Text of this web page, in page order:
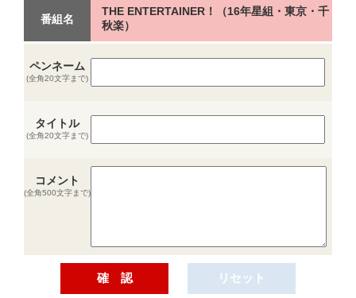
番組名
THE ENTERTAINER！（16年星組・東京・千
秋楽）
ペンネーム
(全角20文字まで)
タイトル
(全角20文字まで)
コメント
(全角500文字まで)